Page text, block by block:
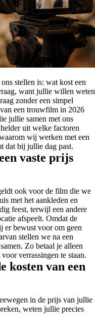
stellen is: wat kost een
want jullie willen weten
zonder een simpel
een trouwfilm in 2026
jullie samen met ons
uit welke factoren
wij werken met een
dat bij jullie dag past.
vaste prijs
ook voor de film die we
met het aankleden en
feest, terwijl een andere
afspeelt. Omdat de
er bewust voor om geen
stellen we na een
Zo betaal je alleen
verrassingen te staan.
kosten van een
in de prijs van jullie
weten jullie precies